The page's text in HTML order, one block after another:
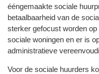
ééngemaakte sociale
betaalbaarheid van de
sterker gefocust worden
sociale woningen en er is
administratieve
Voor de sociale huurders